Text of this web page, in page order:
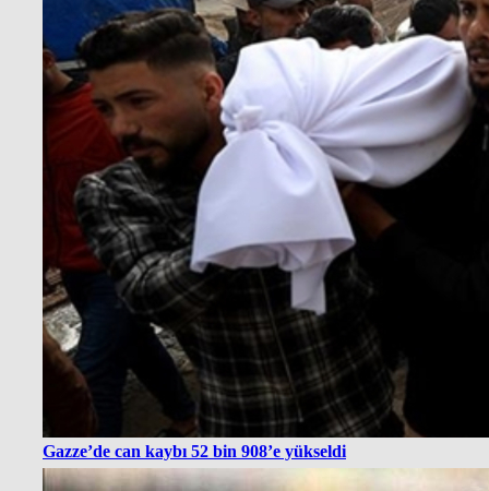
Gazze’de can kaybı 52 bin 908’e yükseldi